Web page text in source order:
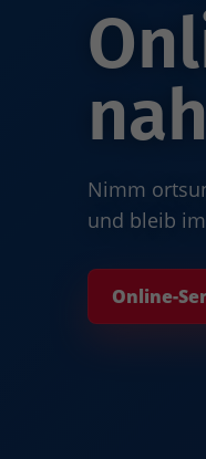
Nimm
und bleib
Online-